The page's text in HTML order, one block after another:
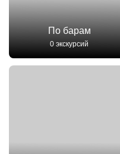
По барам
0 экскурсий